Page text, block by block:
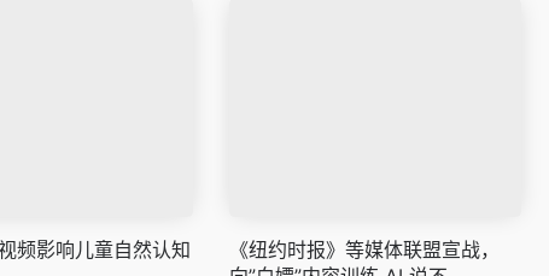
频影响儿童自然认知
《纽约时报》等媒体联盟宣战，